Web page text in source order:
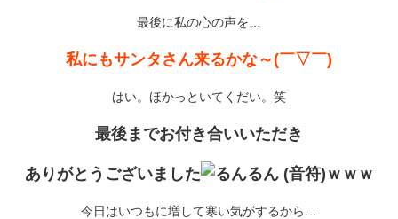
最後に私の心の声を…
私にもサンタさん来るかな～(￣▽￣)
はい。ほかっといてくだい。笑
最後までお付き合いいただき
ありがとうございました ｗｗｗ
今日はいつもに増して寒い気がするから…